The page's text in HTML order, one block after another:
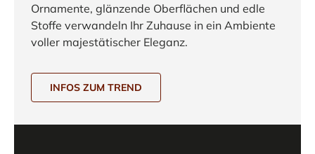
Ornamente, glänzende Oberflächen und edle
Stoffe verwandeln Ihr Zuhause in ein Ambiente
voller majestätischer Eleganz.
INFOS ZUM TREND